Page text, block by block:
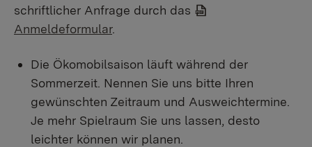
schriftlicher Anfrage durch das
Anmeldeformular.
Die Ökomobilsaison läuft während der
Sommerzeit. Nennen Sie uns bitte Ihren
gewünschten Zeitraum und Ausweichtermine.
Je mehr Spielraum Sie uns lassen, desto
leichter können wir planen.